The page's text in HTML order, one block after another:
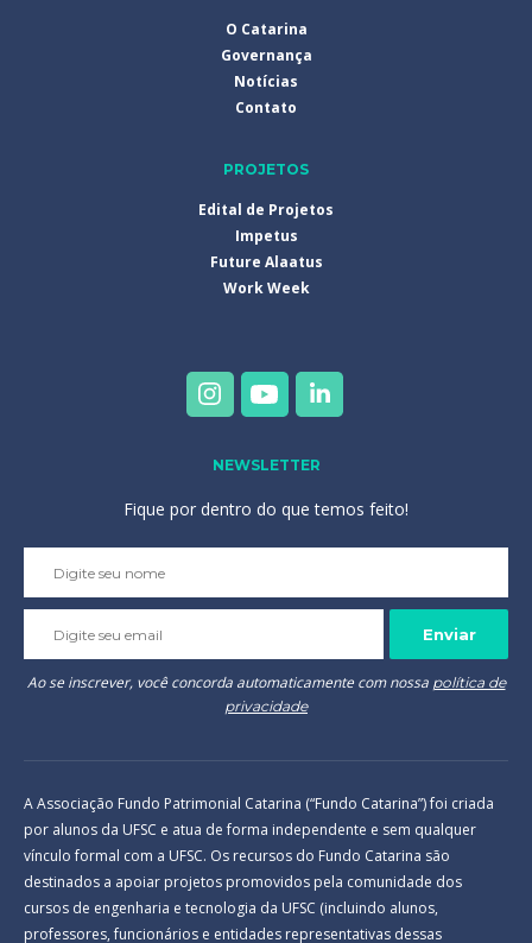
O Catarina
Governança
Notícias
Contato
PROJETOS
Edital de Projetos
Impetus
Future Alaatus
Work Week
NEWSLETTER
Fique por dentro do que temos feito!
empty.
Ao se inscrever, você concorda automaticamente com nossa política de
privacidade
A Associação Fundo Patrimonial Catarina (“Fundo Catarina”) foi criada
por alunos da UFSC e atua de forma independente e sem qualquer
vínculo formal com a UFSC. Os recursos do Fundo Catarina são
destinados a apoiar projetos promovidos pela comunidade dos
cursos de engenharia e tecnologia da UFSC (incluindo alunos,
professores, funcionários e entidades representativas dessas